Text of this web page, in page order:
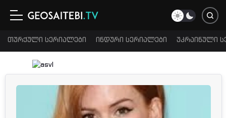
თურქული სერიალები ინდური სერიალები უკრაინული